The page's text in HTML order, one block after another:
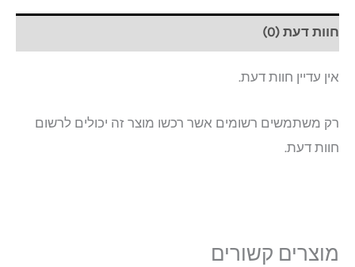
חוות דעת (0)
אין עדיין חוות דעת.
רק משתמשים רשומים אשר רכשו מוצר זה יכולים לרשום
חוות דעת.
מוצרים קשורים